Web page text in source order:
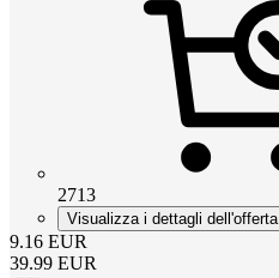
2713
Visualizza i dettagli dell'offerta
9.16 EUR
39.99 EUR